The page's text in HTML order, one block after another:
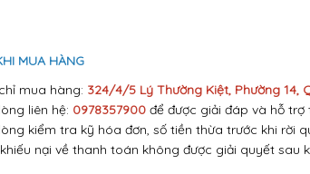
MUA HÀNG
mua hàng: 324/4/5 Lý Thường Kiệt, Phường 14,
liên hệ: 0978357900 để được giải đáp và hỗ trợ
kiểm tra kỹ hóa đơn, số tiền thừa trước khi rời
nại về thanh toán không được giải quyết sau